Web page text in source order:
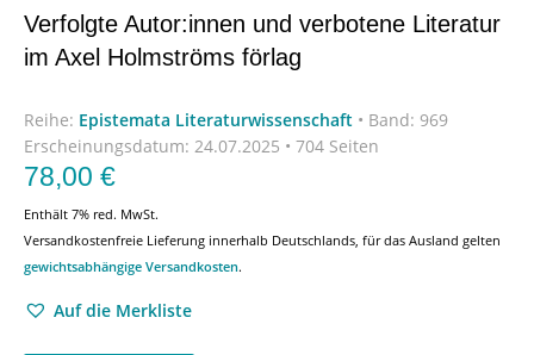
Verfolgte Autor:innen und verbotene Literatur
im Axel Holmströms förlag
Reihe: Epistemata Literaturwissenschaft • Band: 969
Erscheinungsdatum: 24.07.2025 • 704 Seiten
78,00 €
Enthält 7% red. MwSt.
Versandkostenfreie Lieferung innerhalb Deutschlands, für das Ausland gelten
gewichtsabhängige Versandkosten.
Auf die Merkliste